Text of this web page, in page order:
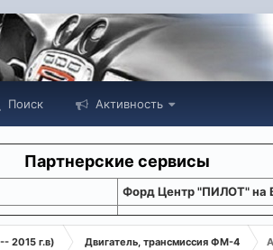
Поиск Активность
Партнерские сервисы
Форд Центр "ПИЛОТ" на
2015 г.в) Двигатель, трансмиссия ФМ-4